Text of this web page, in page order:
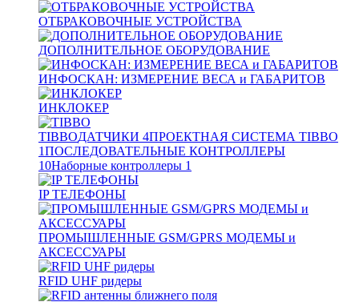
ОТБРАКОВОЧНЫЕ УСТРОЙСТВА
ДОПОЛНИТЕЛЬНОЕ ОБОРУДОВАНИЕ
ИНФОСКАН: ИЗМЕРЕНИЕ ВЕСА и ГАБАРИТОВ
ИНКЛОКЕР
TIBBOДАТЧИКИ 4ПРОЕКТНАЯ СИСТЕМА TIBBO
1ПОСЛЕДОВАТЕЛЬНЫЕ КОНТРОЛЛЕРЫ
10Наборные контроллеры 1
IP ТЕЛЕФОНЫ
ПРОМЫШЛЕННЫЕ GSM/GPRS МОДЕМЫ и
АКСЕССУАРЫ
RFID UHF ридеры